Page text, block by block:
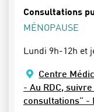
Consultations
MÉNOPAUSE
Lundi 9h-12h et
Centre
- Au RDC,
consultations" -